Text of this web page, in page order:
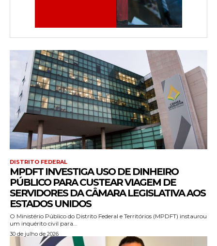
DISTRITO FEDERAL
MPDFT INVESTIGA USO DE DINHEIRO
PÚBLICO PARA CUSTEAR VIAGEM DE
SERVIDORES DA CÂMARA LEGISLATIVA AOS
ESTADOS UNIDOS
O Ministério Público do Distrito Federal e Territórios (MPDFT) instaurou
um inquérito civil para...
30 de julho de 2026